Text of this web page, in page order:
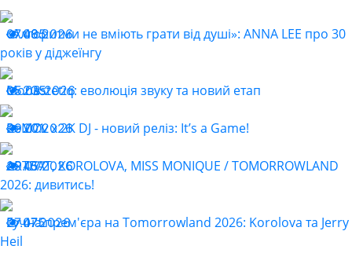
07.08.2026
405
«Алгоритми не вміють грати від душі»: ANNA LEE про 30
років у діджеїнгу
05.08.2026
235
Monastetiq: еволюція звуку та новий етап
29.07.2026
201
ReMOv x 2K DJ - новий реліз: It’s a Game!
29.07.2026
457
ARTBAT, KOROLOVA, MISS MONIQUE / TOMORROWLAND
2026: дивитись!
27.07.2026
475
Гучна прем'єра на Tomorrowland 2026: Korolova та Jerry
Heil